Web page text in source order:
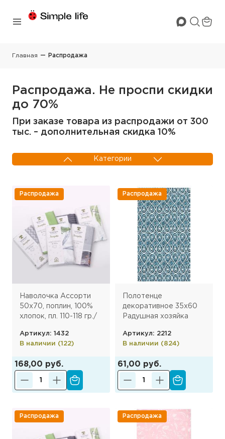
Главная Распродажа
Распродажа. Не проспи скидки
до 70%
При заказе товара из распродажи от 300
тыс. – дополнительная скидка 10%
Категории
принадлежности
Декоративный
текстиль
Для детей
Махровые
полотенца
Все категории
Распродажа
Наволочка Ассорти
50х70, поплин, 100%
хлопок, пл. 110-118 гр./
Артикул: 1432
В наличии (122)
168,00 руб.
Распродажа
Полотенце
декоративное 35х60
Радушная хозяйка
100% хлопок,
Орнамент белый
Артикул: 2212
В наличии (824)
61,00 руб.
Распродажа Распродажа